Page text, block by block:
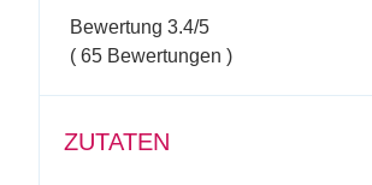
Bewertung 3.4/5
( 65 Bewertungen )
ZUTATEN